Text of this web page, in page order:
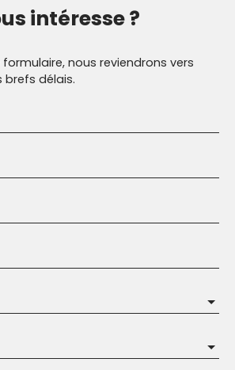
intéresse ?
nous reviendrons vers
brefs délais.